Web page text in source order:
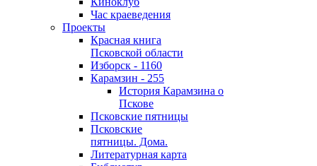
Час краеведения
Проекты
Красная книга
Псковской области
Изборск - 1160
Карамзин - 255
История Карамзина о
Пскове
Псковские пятницы
Псковские
пятницы. Дома.
Литературная карта